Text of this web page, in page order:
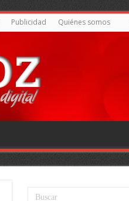
Publicidad Quiénes somos